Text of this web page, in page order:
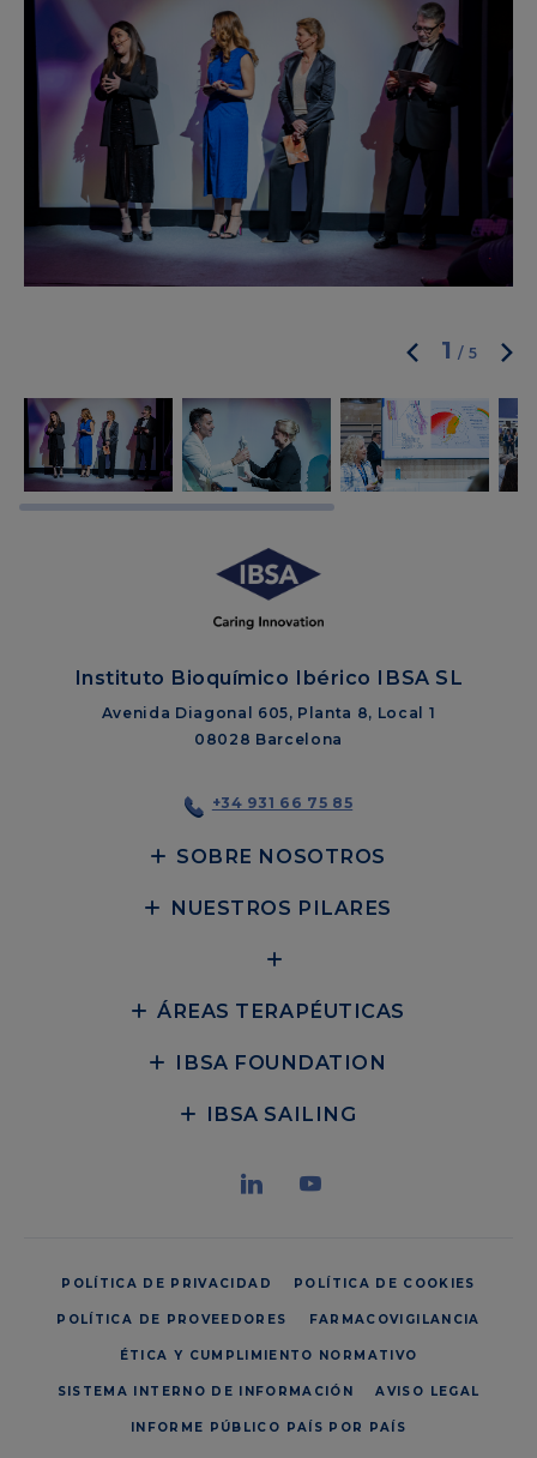
1 /5
Instituto Bioquímico Ibérico IBSA SL
Avenida Diagonal 605, Planta 8, Local 1
08028 Barcelona
+34 931 66 75 85
SOBRE NOSOTROS
NUESTROS PILARES
ÁREAS TERAPÉUTICAS
IBSA FOUNDATION
IBSA SAILING
POLÍTICA DE PRIVACIDAD POLÍTICA DE COOKIES
POLÍTICA DE PROVEEDORES FARMACOVIGILANCIA
ÉTICA Y CUMPLIMIENTO NORMATIVO
SISTEMA INTERNO DE INFORMACIÓN AVISO LEGAL
INFORME PÚBLICO PAÍS POR PAÍS